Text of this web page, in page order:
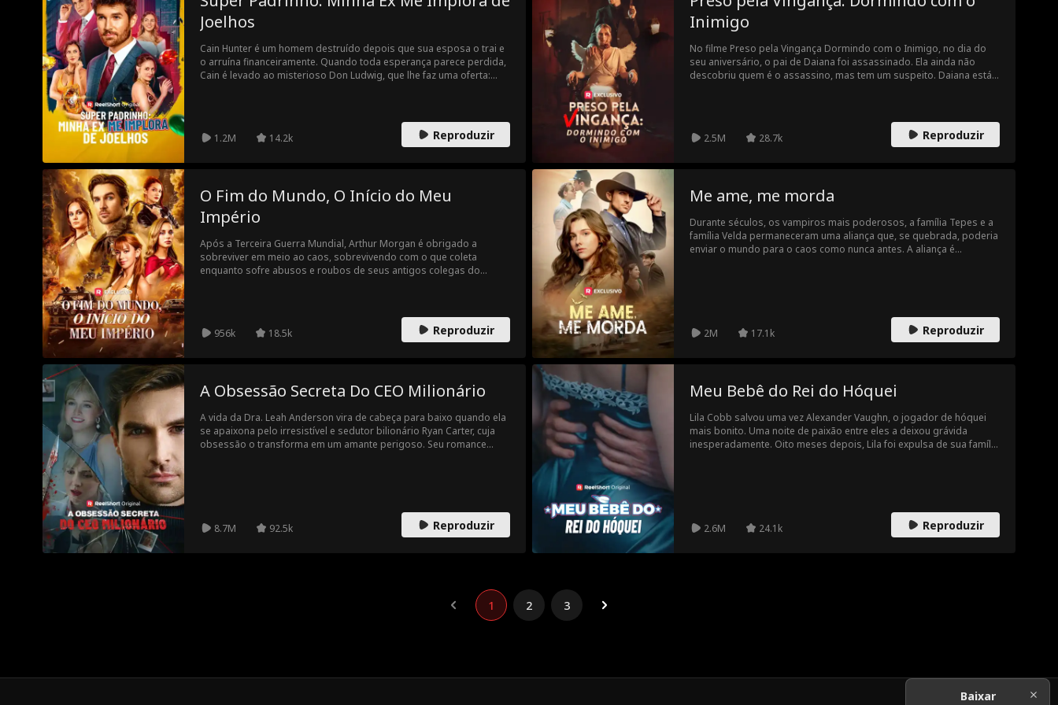
Joelhos
Cain Hunter é um homem destruído depois que sua esposa o trai e
o arruína financeiramente. Quando toda esperança parece perdida,
Cain é levado ao misterioso Don Ludwig, que lhe faz uma oferta:
1.2M 14.2k Reproduzir
Inimigo
No filme Preso pela Vingança Dormindo com o Inimigo, no dia do
seu aniversário, o pai de Daiana foi assassinado. Ela ainda não
descobriu quem é o assassino, mas tem um suspeito. Daiana está
2.5M
28.7k Reproduzir
O Fim do Mundo, O Início do Meu
Império
Após a Terceira Guerra Mundial, Arthur Morgan é obrigado a
sobreviver em meio ao caos, sobrevivendo com o que coleta
enquanto sofre abusos e roubos de seus antigos colegas do
956k 18.5k Reproduzir
Me ame, me morda
Durante séculos, os vampiros mais poderosos, a família Tepes e a
família Velda permaneceram uma aliança que, se quebrada, poderia
enviar o mundo para o caos como nunca antes. A aliança é
2M 17.1k Reproduzir
A Obsessão Secreta Do CEO Milionário
A vida da Dra. Leah Anderson vira de cabeça para baixo quando ela
se apaixona pelo irresistível e sedutor bilionário Ryan Carter, cuja
obsessão o transforma em um amante perigoso. Seu romance
8.7M 92.5k Reproduzir
Meu Bebê do Rei do Hóquei
Lila Cobb salvou uma vez Alexander Vaughn, o jogador de hóquei
mais bonito. Uma noite de paixão entre eles a deixou grávida
inesperadamente. Oito meses depois, Lila foi expulsa de sua família
2.6M
24.1k Reproduzir
1 2 3
Baixar